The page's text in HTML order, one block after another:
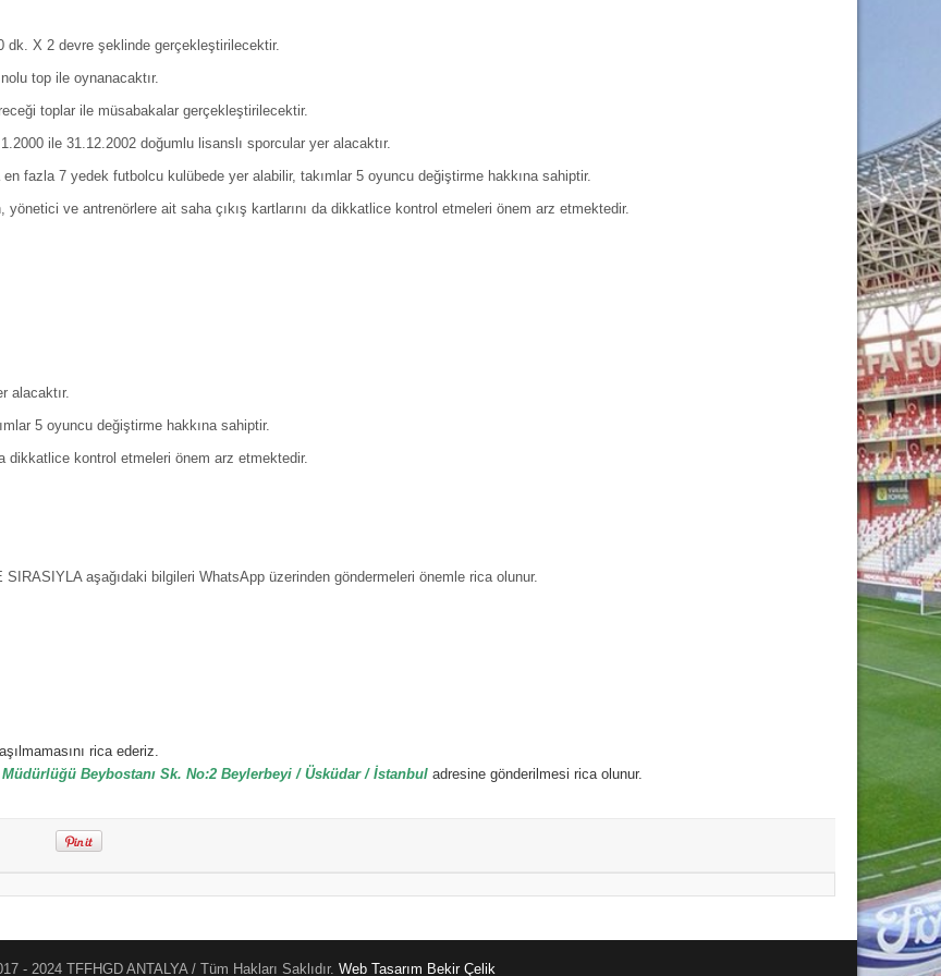
dk. X 2 devre şeklinde gerçekleştirilecektir.
top ile oynanacaktır.
toplar ile müsabakalar gerçekleştirilecektir.
ile 31.12.2002 doğumlu lisanslı sporcular yer alacaktır.
en fazla 7 yedek futbolcu kulübede yer alabilir, takımlar 5 oyuncu değiştirme hakkına sahiptir.
yönetici ve antrenörlere ait saha çıkış kartlarını da dikkatlice kontrol etmeleri önem arz etmektedir.
alacaktır.
5 oyuncu değiştirme hakkına sahiptir.
dikkatlice kontrol etmeleri önem arz etmektedir.
aşağıdaki bilgileri WhatsApp üzerinden göndermeleri önemle rica olunur.
rica ederiz.
Beybostanı Sk. No:2 Beylerbeyi / Üsküdar / İstanbul adresine gönderilmesi rica olunur.
- 2024 TFFHGD ANTALYA / Tüm Hakları Saklıdır. Web Tasarım Bekir Çelik